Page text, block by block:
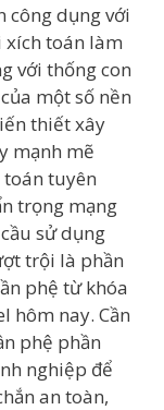
công dụng với
toán làm
với thống con
một số nền
thiết xây
mạnh mẽ
tuyên
trọng mạng
sử dụng
trội là phần
phệ từ khóa
hôm nay. Cần
phệ phần
nghiệp để
an toàn,